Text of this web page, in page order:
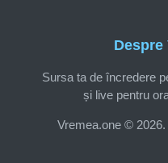
Despre
Sursa ta de încredere
și live pentru
Vremea.one ©